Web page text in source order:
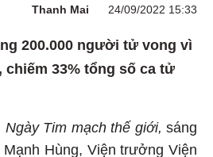
Thanh Mai 24/09/2022 15:33
200.000 người tử vong vì
chiếm 33% tổng số ca tử
Ngày Tim mạch thế giới, sáng
Hùng, Viện trưởng Viện